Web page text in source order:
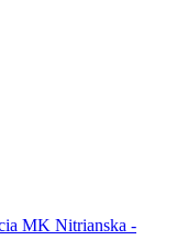
MK Nitrianska -